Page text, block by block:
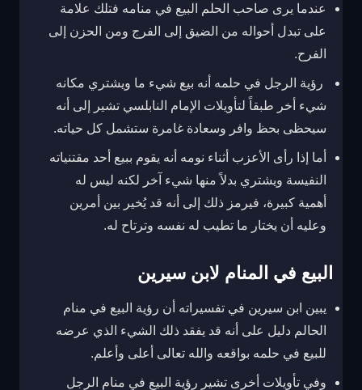
عندما يرى صاحب الحلم البيع في منامه فتلك علامة
على تبدل أحواله من الضيق إلى الفرج ومن الحزن إلى
الفرح.
رؤية الرجل في حلمه أنه بيع شيء ما ويشتري مكانه
شيء أخر طبقاً لتأويلات الإمام النابلسي تشير إلى أنه
سيحظى بحظ وافر وسعادة غامرة ستشمل كل حياته.
أما إذا رأى الأعزب أثناء نومه أنه يقوم ببيع أحد مقتنياته
النفيسة ويشتري بدلاً منها شيء آخر لكنه ليس له
أهمية كبيرة، فيرمز ذلك إلى أنه قد يُخير بين أمرين
وعليه أن يختار ما تطيب له نفسه وترتاح له.
البيع في المنام لابن سيرين
يبين ابن سيرين في تفسيراته أن رؤية البيع في منام
الحالم دليل على أنه قد يفقد ذلك الشيء الذي عرضه
للبيع في حلمه بواقعه والله تعالى أعلى وأعلم.
وفي تأويلات أخرى تشير رؤية البيع في منام الرجل